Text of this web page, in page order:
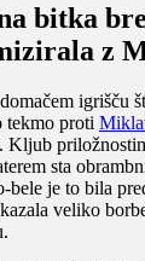
bitka
z
igrišču
tekmo proti
Kljub
sta
je to bila
veliko